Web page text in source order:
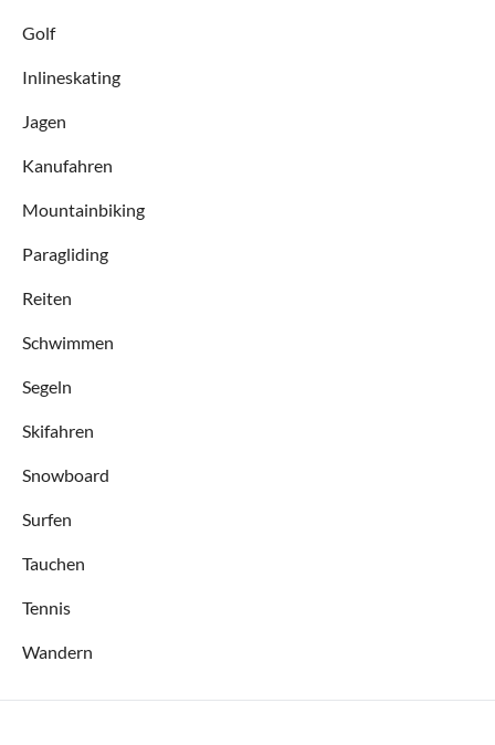
Golf
Inlineskating
Jagen
Kanufahren
Mountainbiking
Paragliding
Reiten
Schwimmen
Segeln
Skifahren
Snowboard
Surfen
Tauchen
Tennis
Wandern